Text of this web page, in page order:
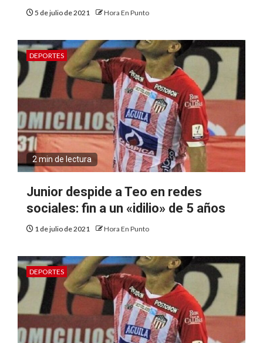
5 de julio de 2021 Hora En Punto
DEPORTES
2 min de lectura
Junior despide a Teo en redes
sociales: fin a un «idilio» de 5 años
1 de julio de 2021 Hora En Punto
DEPORTES